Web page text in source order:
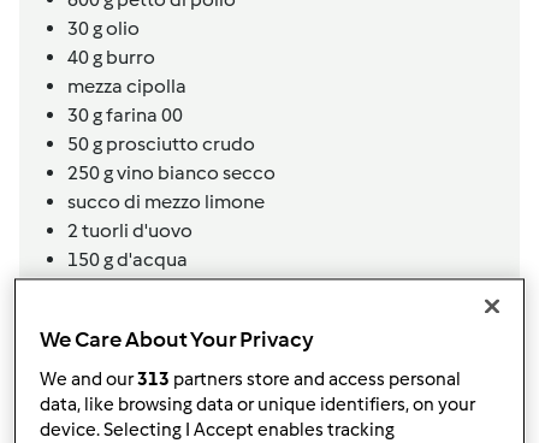
30golio
40g burro
mezza cipolla
30gfarina 00
50g prosciutto crudo
250gvino bianco secco
succo di mezzo limone
2tuorli d'uovo
150gd'acqua
Aggiungi alla lista della spesa
We Care About Your Privacy
We and our313 partners store and access personal
data, like browsing data or unique identifiers, on your
device. Selecting I Accept enables tracking